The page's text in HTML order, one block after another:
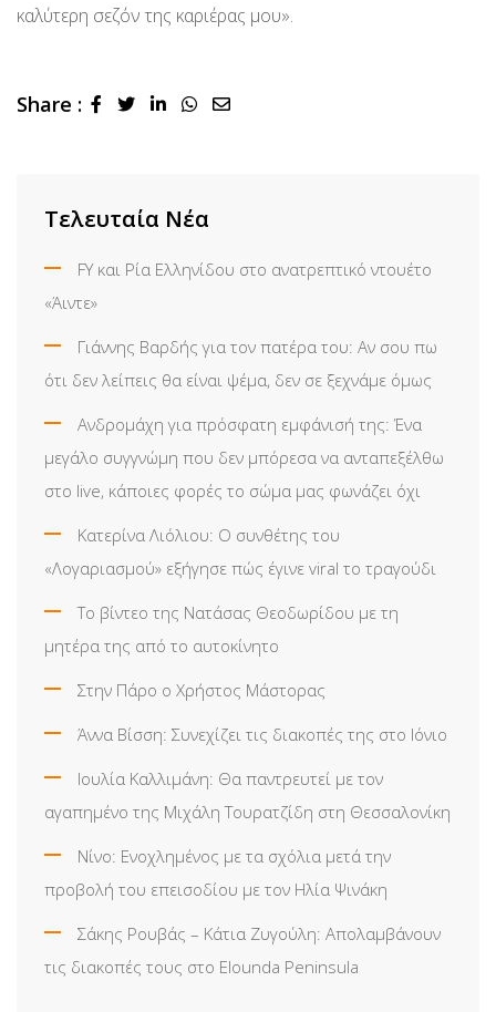
καλύτερη σεζόν της καριέρας μου».
Share : LinkedInWhatsapp
Share
Τελευταία Νέα
FY και Ρία Ελληνίδου στο ανατρεπτικό ντουέτο
«Άιντε»
Γιάννης Βαρδής για τον πατέρα του: Αν σου πω
ότι δεν λείπεις θα είναι ψέμα, δεν σε ξεχνάμε όμως
Ανδρομάχη για πρόσφατη εμφάνισή της: Ένα
μεγάλο συγγνώμη που δεν μπόρεσα να ανταπεξέλθω
στο live, κάποιες φορές το σώμα μας φωνάζει όχι
Κατερίνα Λιόλιου: Ο συνθέτης του
«Λογαριασμού» εξήγησε πώς έγινε viral το τραγούδι
Το βίντεο της Νατάσας Θεοδωρίδου με τη
μητέρα της από το αυτοκίνητο
Στην Πάρο ο Χρήστος Μάστορας
Άννα Βίσση: Συνεχίζει τις διακοπές της στο Ιόνιο
Ιουλία Καλλιμάνη: Θα παντρευτεί με τον
αγαπημένο της Μιχάλη Τουρατζίδη στη Θεσσαλονίκη
Νίνο: Ενοχλημένος με τα σχόλια μετά την
προβολή του επεισοδίου με τον Ηλία Ψινάκη
Σάκης Ρουβάς – Κάτια Ζυγούλη: Απολαμβάνουν
τις διακοπές τους στο Elounda Peninsula